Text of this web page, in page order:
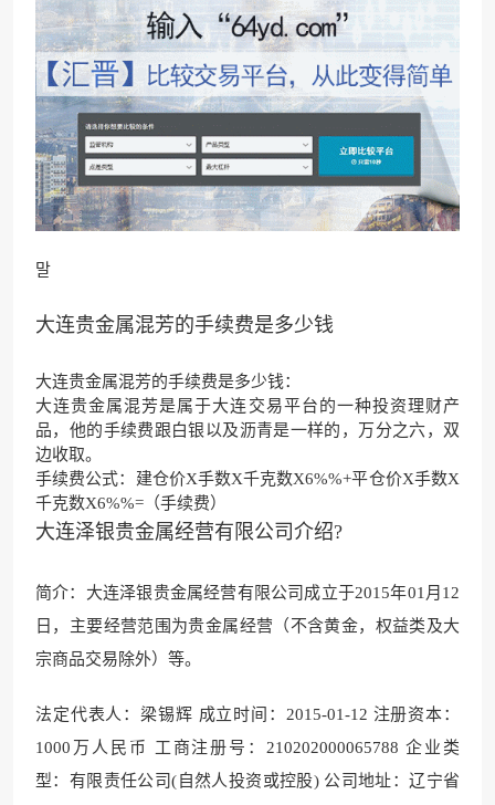
말
大连贵金属混芳的手续费是多少钱
大连贵金属混芳的手续费是多少钱：
大连贵金属混芳是属于大连交易平台的一种投资理财产
品，他的手续费跟白银以及沥青是一样的，万分之六，双
边收取。
手续费公式：建仓价X手数X千克数X6%%+平仓价X手数X
千克数X6%%=（手续费）
大连泽银贵金属经营有限公司介绍?
简介：大连泽银贵金属经营有限公司成立于2015年01月12
日，主要经营范围为贵金属经营（不含黄金，权益类及大
宗商品交易除外）等。
法定代表人：梁锡辉 成立时间：2015-01-12 注册资本：
1000万人民币 工商注册号：210202000065788 企业类
型：有限责任公司(自然人投资或控股) 公司地址：辽宁省